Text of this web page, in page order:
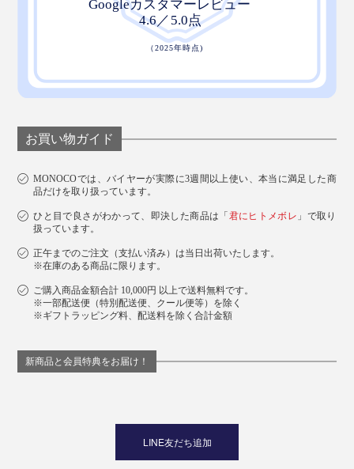
お買い物ガイド
MONOCOでは、バイヤーが実際に3週間以上使い、本当に満足した商
品だけを取り扱っています。
ひと目で良さがわかって、即決した商品は「 君にヒトメボレ 」で取り
扱っています。
正午までのご注文（支払い済み）は当日出荷いたします。
※在庫のある商品に限ります。
ご購入商品金額合計 10,000円 以上で送料無料です。
※一部配送便（特別配送便、クール便等）を除く
※ギフトラッピング料、配送料を除く合計金額
新商品と会員特典をお届け！
LINE友だち追加